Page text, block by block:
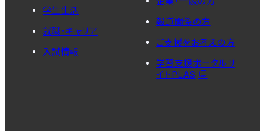
学生生活
就職・キャリア
入試情報
報道関係の方
ご支援をお考えの方
学習支援ポータルサ
イトPLAS